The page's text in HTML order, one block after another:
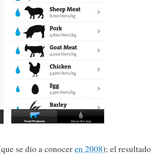
se dio a conoceren 2008); el resultado